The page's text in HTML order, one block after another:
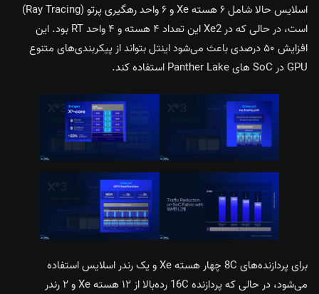
اسلایس حالا شامل ۶ هسته Xe و ۶ واحد رهگیری پرتو (Ray Tracing)
است، در حالی که در Xe2 این تعداد ۴ هسته و ۴ واحد RT بود. این
افزایش ۵۰ درصدی باعث می‌شود اینتل بتواند از پیکربندی‌های متنوع
GPU در SoC های Panther Lake استفاده کند.
برای پردازنده‌های 8C چهار هسته Xe و یک رندر اسلایس استفاده
می‌شود، در حالی که پردازنده 16C رده‌بالا از ۱۲ هسته Xe و ۲ رندر